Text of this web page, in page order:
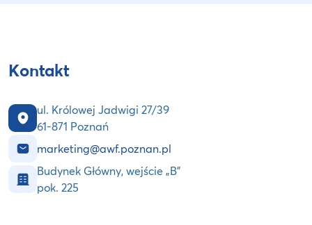
Kontakt
ul. Królowej Jadwigi 27/39
61-871 Poznań
marketing@awf.poznan.pl
Budynek Główny, wejście „B”
pok. 225